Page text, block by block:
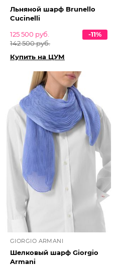
Льняной шарф Brunello
Cucinelli
125 500 руб.
142 500 руб.
-11%
Купить на ЦУМ
GIORGIO ARMANI
Шелковый шарф Giorgio
Armani